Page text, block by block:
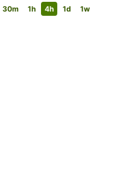
30m 1h 4h 1d 1w